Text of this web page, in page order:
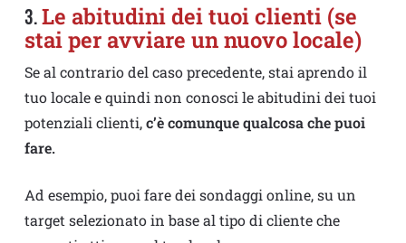
3.Le abitudini dei tuoi clienti (se
stai per avviare un nuovo locale)
Se al contrario del caso precedente, stai aprendo il
tuo locale e quindi non conosci le abitudini dei tuoi
potenziali clienti,c’è comunque qualcosa che puoi
fare.
Ad esempio, puoi fare dei sondaggi online, su un
target selezionato in base al tipo di cliente che